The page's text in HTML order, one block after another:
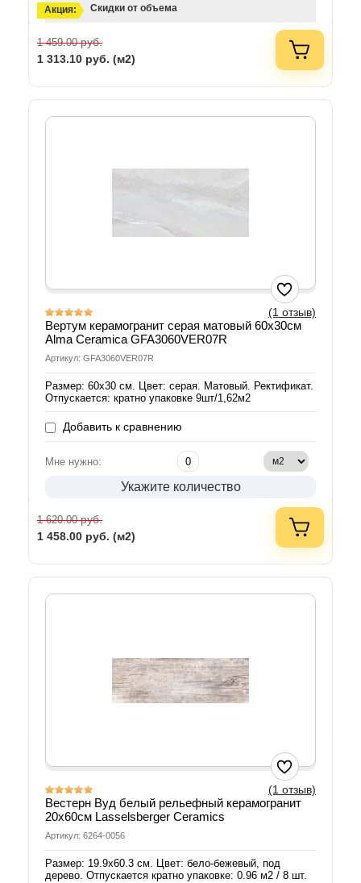
Акция: Скидки от объема
1 459.00руб.
1 313.10 руб. (м2)
(1 отзыв)
Вертум керамогранит серая матовый 60х30см
Alma Ceramica GFA3060VER07R
Артикул: GFA3060VER07R
Размер: 60х30 см. Цвет: серая. Матовый. Ректификат.
Отпускается: кратно упаковке 9шт/1,62м2
Добавить к сравнению
Мне нужно:
Укажите количество
1 620.00руб.
1 458.00 руб. (м2)
(1 отзыв)
Вестерн Вуд белый рельефный керамогранит
20х60см Lasselsberger Ceramics
Артикул: 6264-0056
Размер: 19.9х60.3 см. Цвет: бело-бежевый, под
дерево. Отпускается кратно упаковке: 0.96 м2 / 8 шт.